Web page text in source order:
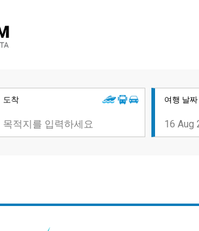
도착 여행 날짜